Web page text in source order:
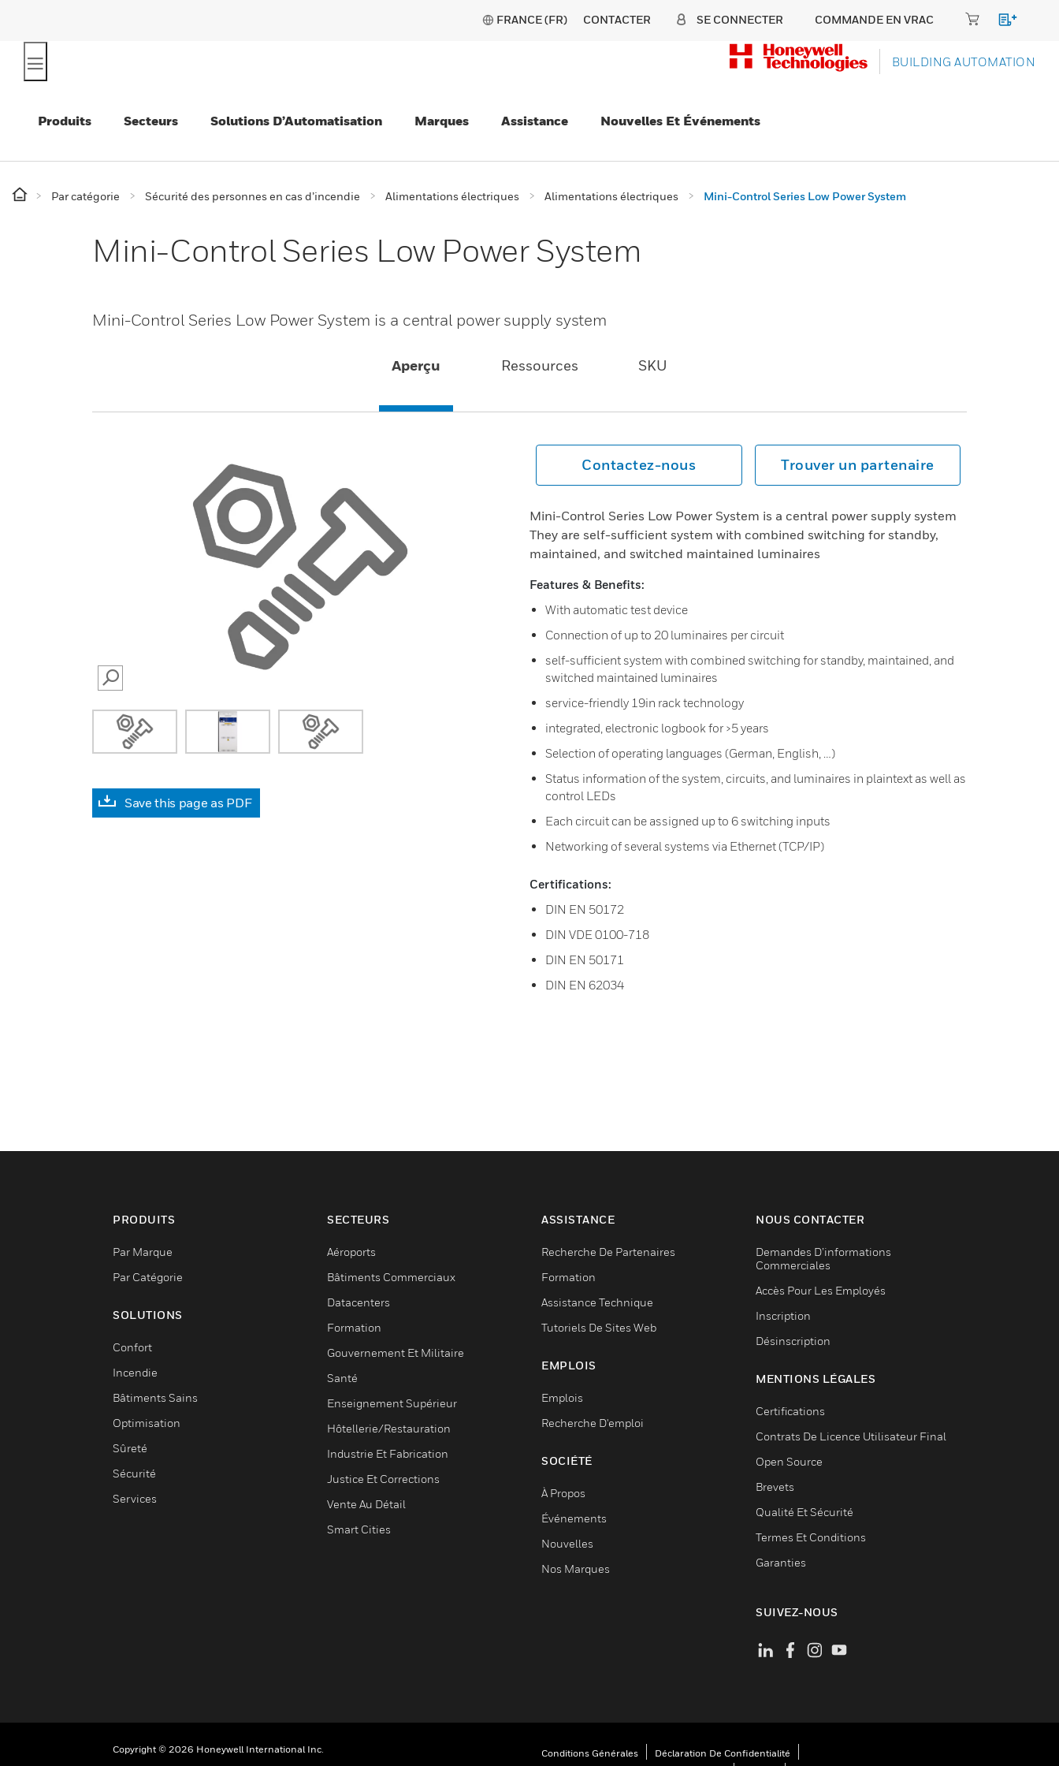
FRANCE (FR) CONTACTER SE CONNECTER COMMANDE EN VRAC
BUILDING AUTOMATION
Produits Secteurs Solutions D’Automatisation Marques Assistance Nouvelles Et Événements
Par catégorie Sécurité des personnes en cas d’incendie Alimentations électriques Alimentations électriques Mini-Control Series Low Power System
Mini-Control Series Low Power System
Mini-Control Series Low Power System is a central power supply system
Aperçu Ressources SKU
SEARCH
Save this page as PDF
Contactez-nous Trouver un partenaire
Mini-Control Series Low Power System is a central power supply system
They are self-sufficient system with combined switching for standby,
maintained, and switched maintained luminaires
Features & Benefits:
With automatic test device
Connection of up to 20 luminaires per circuit
self-sufficient system with combined switching for standby, maintained, and
switched maintained luminaires
service-friendly 19in rack technology
integrated, electronic logbook for >5 years
Selection of operating languages (German, English, …)
Status information of the system, circuits, and luminaires in plaintext as well as
control LEDs
Each circuit can be assigned up to 6 switching inputs
Networking of several systems via Ethernet (TCP/IP)
Certifications:
DIN EN 50172
DIN VDE 0100-718
DIN EN 50171
DIN EN 62034
PRODUITS
Par Marque
Par Catégorie
SOLUTIONS
Confort
Incendie
Bâtiments Sains
Optimisation
Sûreté
Sécurité
Services
SECTEURS
Aéroports
Bâtiments Commerciaux
Datacenters
Formation
Gouvernement Et Militaire
Santé
Enseignement Supérieur
Hôtellerie/Restauration
Industrie Et Fabrication
Justice Et Corrections
Vente Au Détail
Smart Cities
ASSISTANCE
Recherche De Partenaires
Formation
Assistance Technique
Tutoriels De Sites Web
EMPLOIS
Emplois
Recherche D'emploi
SOCIÉTÉ
À Propos
Événements
Nouvelles
Nos Marques
NOUS CONTACTER
Demandes D’informations
Commerciales
Accès Pour Les Employés
Inscription
Désinscription
MENTIONS LÉGALES
Certifications
Contrats De Licence Utilisateur Final
Open Source
Brevets
Qualité Et Sécurité
Termes Et Conditions
Garanties
SUIVEZ-NOUS
Copyright © 2026 Honeywell International Inc. Conditions Générales
Déclaration De Confidentialité